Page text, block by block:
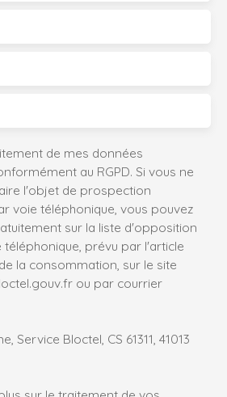
de mes données
au RGPD. Si vous ne
l'objet de prospection
voie téléphonique, vous pouvez
sur la liste d'opposition
téléphonique, prévu par l'article
la consommation, sur le site
ou par courrier
Service Bloctel, CS 61311, 41013